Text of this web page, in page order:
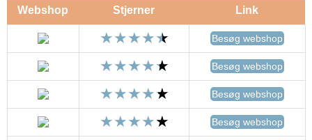
Webshop Stjerner Link
Besøg webshop
Besøg webshop
Besøg webshop
Besøg webshop